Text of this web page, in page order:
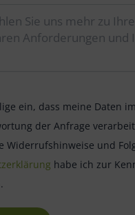
ein, dass meine Daten
der Anfrage
Widerrufshinweise und
habe ich zur